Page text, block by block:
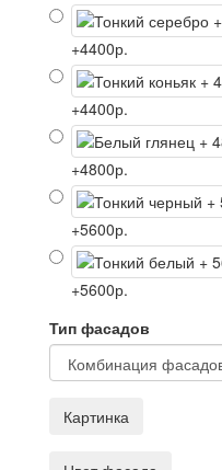
+4400р.
+4400р.
+4800р.
+5600р.
+5600р.
Тип фасадов
Картинка